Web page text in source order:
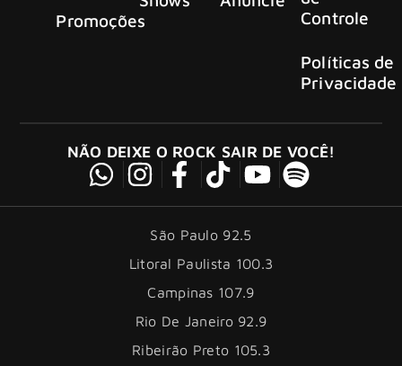
Promoções
Controle
Políticas de
Privacidade
NÃO DEIXE O ROCK SAIR DE VOCÊ!
São Paulo 92.5
Litoral Paulista 100.3
Campinas 107.9
Rio De Janeiro 92.9
Ribeirão Preto 105.3